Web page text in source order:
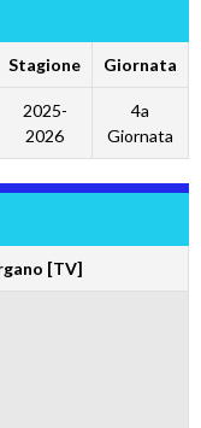
Stagione Giornata
2025-
2026
4a
Giornata
[TV]